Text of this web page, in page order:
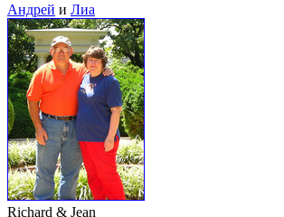
Андрей и Лиа
Richard & Jean